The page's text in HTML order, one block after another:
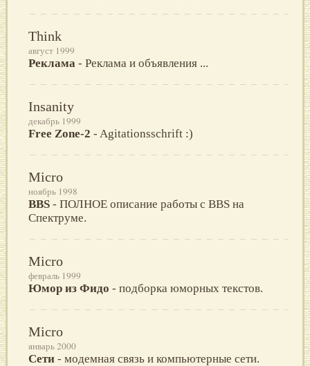
Think
август 1999
Реклама - Реклама и объявления ...
Insanity
декабрь 1999
Free Zone-2 - Agitationsschrift :)
Micro
ноябрь 1998
BBS - ПОЛНОЕ описание работы с BBS на
Спектруме.
Micro
февраль 1999
Юмор из Фидо - подборка юморных текстов.
Micro
январь 2000
Сети - модемная связь и компьютерные сети.